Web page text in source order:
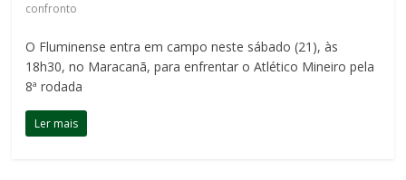
confronto
O Fluminense entra em campo neste sábado (21), às
18h30, no Maracanã, para enfrentar o Atlético Mineiro pela
8ª rodada
Ler mais